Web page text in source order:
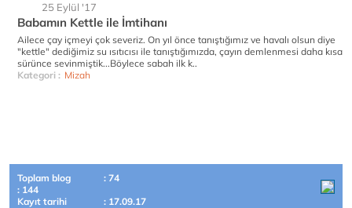
25 Eylül '17
Babamın Kettle ile İmtihanı
Ailece çay içmeyi çok severiz. On yıl önce tanıştığımız ve havalı olsun diye
"kettle" dediğimiz su ısıtıcısı ile tanıştığımızda, çayın demlenmesi daha kısa
sürünce sevinmiştik...Böylece sabah ilk k..
Kategori : Mizah
Toplam blog
: 74
: 144
Kayıt tarihi
: 17.09.17